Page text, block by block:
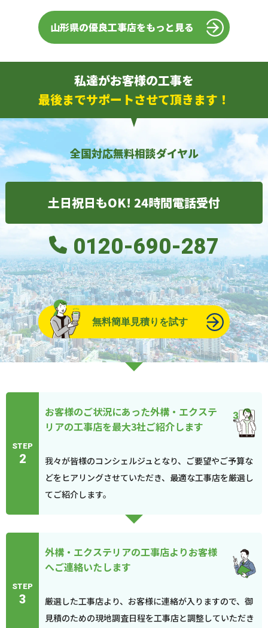
山形県の優良工事店をもっと見る
私達がお客様の工事を
最後までサポートさせて頂きます！
全国対応無料相談ダイヤル
土日祝日もOK! 24時間電話受付
0120-690-287
無料簡単見積りを試す
STEP
2
お客様のご状況にあった外構・エクステ
リアの工事店を最大3社ご紹介します
我々が皆様のコンシェルジュとなり、ご要望やご予算な
どをヒアリングさせていただき、最適な工事店を厳選し
てご紹介します。
STEP
3
外構・エクステリアの工事店よりお客様
へご連絡いたします
厳選した工事店より、お客様に連絡が入りますので、御
見積のための現地調査日程を工事店と調整していただき